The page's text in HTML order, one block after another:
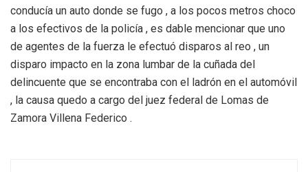
conducía un auto donde se fugo , a los pocos metros choco
a los efectivos de la policía , es dable mencionar que uno
de agentes de la fuerza le efectuó disparos al reo , un
disparo impacto en la zona lumbar de la cuñada del
delincuente que se encontraba con el ladrón en el automóvil
, la causa quedo a cargo del juez federal de Lomas de
Zamora Villena Federico .